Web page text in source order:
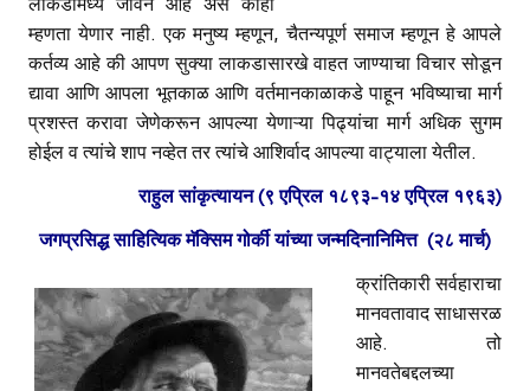
लाकडामध्ये जीवन आहे असे काही
म्हणता येणार नाही. एक मनुष्य म्हणून, चैतन्यपूर्ण समाज म्हणून हे आपले
कर्तव्य आहे की आपण सुक्या लाकडासारखे वाहत जाण्याचा विचार सोडून
द्यावा आणि आपला भूतकाळ आणि वर्तमानकाळाकडे पाहून भविष्याचा मार्ग
प्रशस्त करावा जेणेकरून आपल्या येणाऱ्या पिढ्यांचा मार्ग अधिक सुगम
होईल व त्यांचे शाप नव्हेत तर त्यांचे आशिर्वाद आपल्या वाट्याला येतील.
राहुल सांकृत्यायन (९ एप्रिल १८९३-१४ एप्रिल १९६३)
जगप्रसिद्ध साहित्यिक मॅक्सिम गोर्की यांच्या जन्मदिनानिमित्त (२८ मार्च)
क्रांतिकारी सर्वहाराचा
मानवतावाद साधासरळ
आहे. तो
मानवतेबद्दलच्या